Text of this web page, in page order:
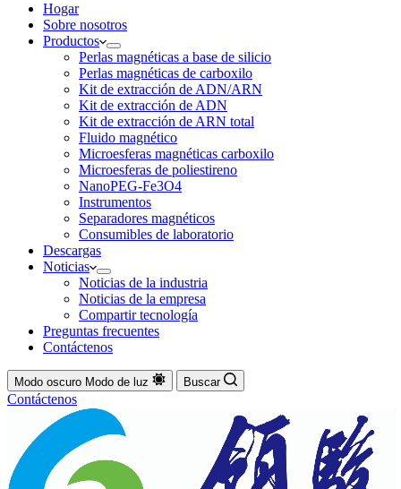
Hogar
Sobre nosotros
Productos
Perlas magnéticas a base de silicio
Perlas magnéticas de carboxilo
Kit de extracción de ADN/ARN
Kit de extracción de ADN
Kit de extracción de ARN total
Fluido magnético
Microesferas magnéticas carboxilo
Microesferas de poliestireno
NanoPEG-Fe3O4
Instrumentos
Separadores magnéticos
Consumibles de laboratorio
Descargas
Noticias
Noticias de la industria
Noticias de la empresa
Compartir tecnología
Preguntas frecuentes
Contáctenos
Modo oscuro Modo de luz Buscar
Contáctenos